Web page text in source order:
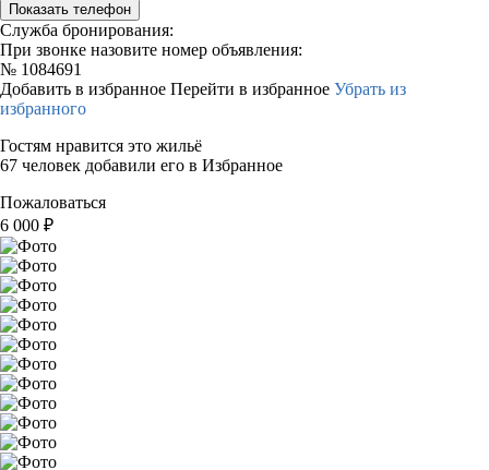
Показать телефон
Служба бронирования:
При звонке назовите номер объявления:
№ 1084691
Добавить в избранное Перейти в избранное Убрать из
избранного
Гостям нравится это жильё
67 человек добавили его в Избранное
Пожаловаться
6 000 ₽